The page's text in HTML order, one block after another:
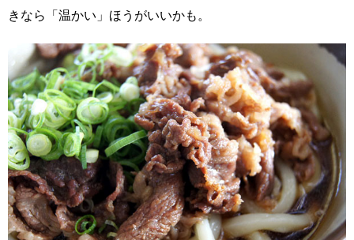
きなら「温かい」ほうがいいかも。